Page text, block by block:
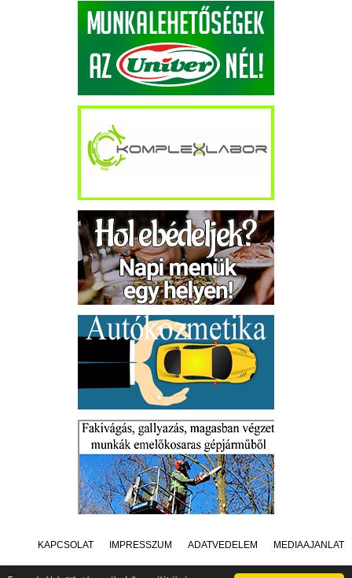
KAPCSOLAT IMPRESSZUM ADATVÉDELEM MÉDIAAJÁNLAT